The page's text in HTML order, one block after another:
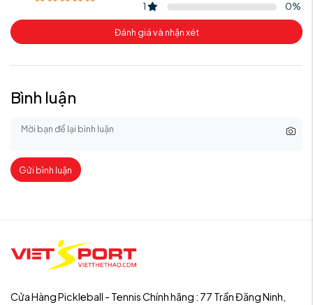
1
0%
Đánh giá và nhận xét
Bình luận
Gửi bình luận
Cửa Hàng Pickleball - Tennis Chính hãng : 77 Trần Đăng Ninh,